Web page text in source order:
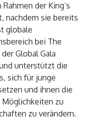
der King’s
nachdem sie bereits
globale
bei The
Global Gala
unterstützt die
sich für junge
und ihnen die
zu
zu verändern.